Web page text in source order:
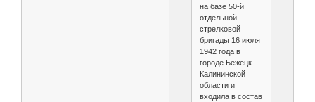
на базе 50-й
отдельной
стрелковой
бригады 16 июля
1942 года в
городе Бежецк
Калининской
области и
входила в состав